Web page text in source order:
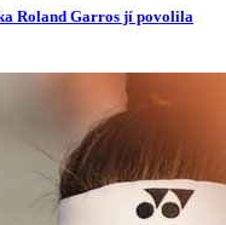
Roland Garros jí povolila